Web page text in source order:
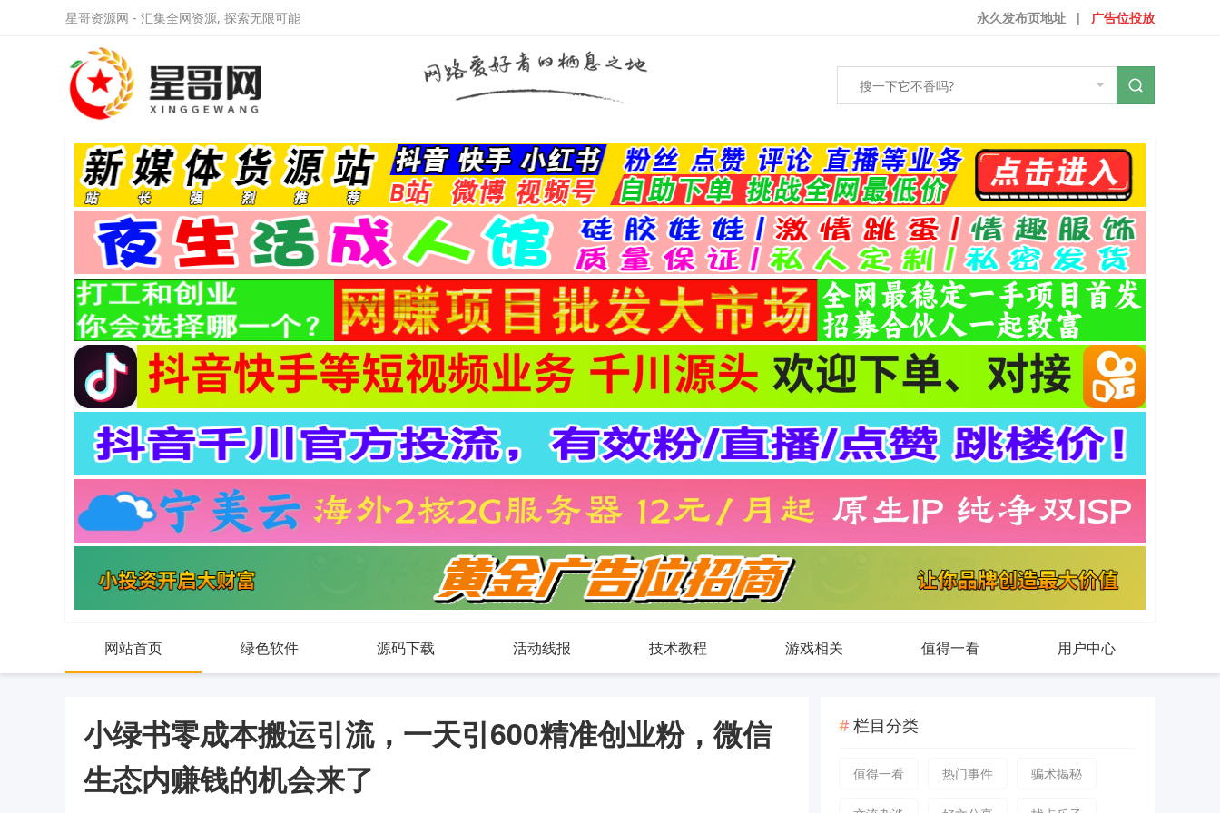
星哥资源网 - 汇集全网资源, 探索无限可能 广告位投放
|
永久发布页地址
网站首页 绿色软件 源码下载 活动线报 技术教程 游戏相关 值得一看 用户中心
小绿书零成本搬运引流，一天引600精准创业粉，微信
生态内赚钱的机会来了
栏目分类
值得一看 热门事件 骗术揭秘